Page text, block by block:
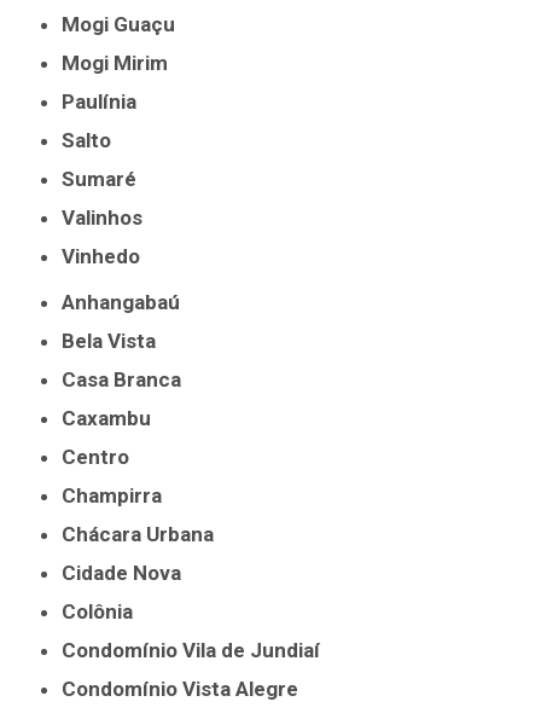
Mogi Guaçu
Mogi Mirim
Paulínia
Salto
Sumaré
Valinhos
Vinhedo
Anhangabaú
Bela Vista
Casa Branca
Caxambu
Centro
Champirra
Chácara Urbana
Cidade Nova
Colônia
Condomínio Vila de Jundiaí
Condomínio Vista Alegre